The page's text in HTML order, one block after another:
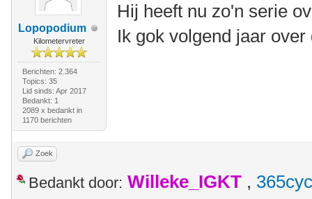
Lopopodium
Kilometervreter
Berichten: 2.364
Topics: 35
Lid sinds: Apr 2017
Bedankt: 1
2089 x bedankt in
1170 berichten
Hij heeft nu zo'n serie
Ik gok volgend jaar
Zoek
Bedankt door: Willeke_IGKT ,